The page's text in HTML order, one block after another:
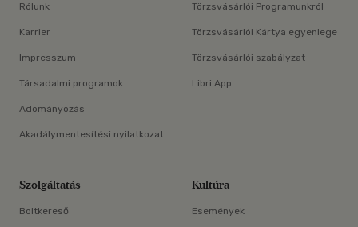
Rólunk
Karrier
Impresszum
Társadalmi programok
Adományozás
Akadálymentesítési nyilatkozat
Törzsvásárlói Programunkról
Törzsvásárlói Kártya egyenlege
Törzsvásárlói szabályzat
Libri App
Szolgáltatás
Boltkereső
Kultúra
Események